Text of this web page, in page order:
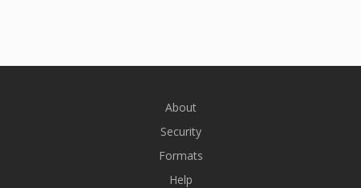
About
Security
Formats
Help